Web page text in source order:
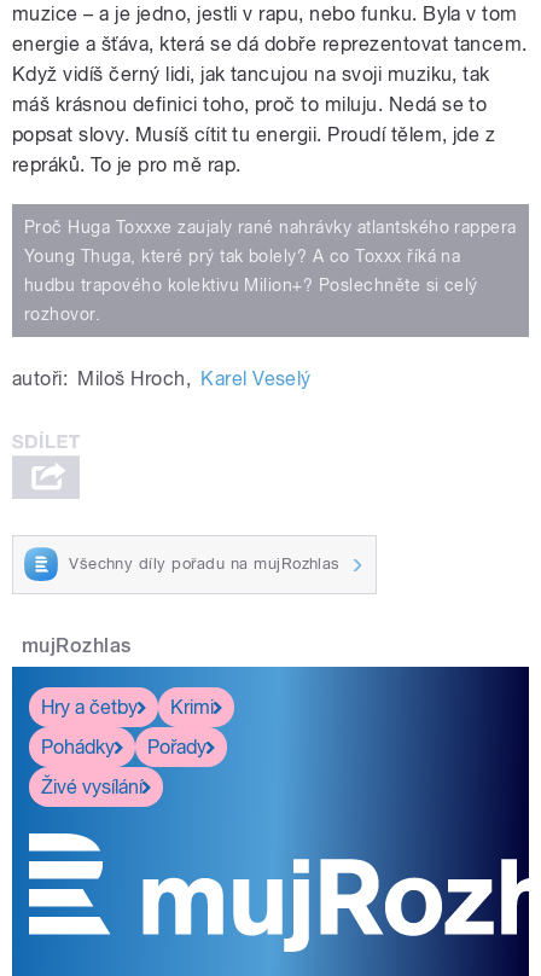
muzice – a je jedno, jestli v rapu, nebo funku. Byla v tom
energie a šťáva, která se dá dobře reprezentovat tancem.
Když vidíš černý lidi, jak tancujou na svoji muziku, tak
máš krásnou definici toho, proč to miluju. Nedá se to
popsat slovy. Musíš cítit tu energii. Proudí tělem, jde z
repráků. To je pro mě rap.
Proč Huga Toxxxe zaujaly rané nahrávky atlantského rappera
Young Thuga, které prý tak bolely? A co Toxxx říká na
hudbu trapového kolektivu Milion+? Poslechněte si celý
rozhovor.
autoři: Miloš Hroch, Karel Veselý
Všechny díly pořadu na mujRozhlas
mujRozhlas
Hry a četby
Krimi
Pohádky
Pořady
Živé vysílání